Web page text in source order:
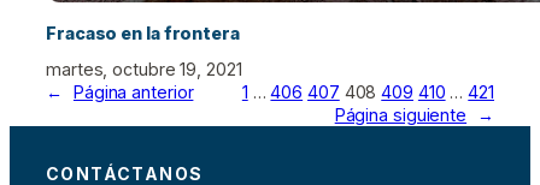
Fracaso en la frontera
martes, octubre 19, 2021
←
Página anterior 1 … 406 407 408 409 410 … 421
Página siguiente
→
CONTÁCTANOS